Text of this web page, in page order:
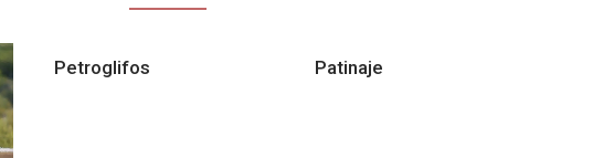
Petroglifos Patinaje